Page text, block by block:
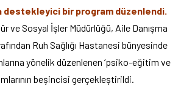
destekleyici bir program düzenlendi.
ve Sosyal İşler Müdürlüğü, Aile Danışma
Ruh Sağlığı Hastanesi bünyesinde
yönelik düzenlenen ‘psiko-eğitim ve
beşincisi gerçekleştirildi.